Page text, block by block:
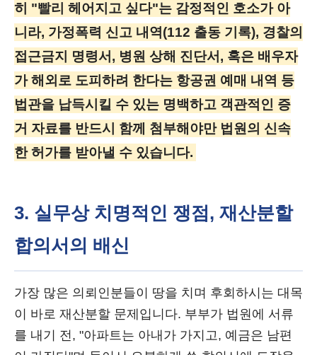
히 "빨리 헤어지고 싶다"는 감정적인 호소가 아
니라, 가정폭력 신고 내역(112 출동 기록), 경찰의
접근금지 명령서, 병원 상해 진단서, 혹은 배우자
가 해외로 도피하려 한다는 항공권 예매 내역 등
법관을 납득시킬 수 있는 명백하고 객관적인 증
거 자료를 반드시 함께 첨부해야만 법원의 신속
한 허가를 받아낼 수 있습니다.
3. 실무상 치명적인 쟁점, 재산분할
합의서의 배신
가장 많은 의뢰인분들이 땅을 치며 후회하시는 대목
이 바로 재산분할 문제입니다. 부부가 법원에 서류
를 내기 전, "아파트는 아내가 가지고, 예금은 남편